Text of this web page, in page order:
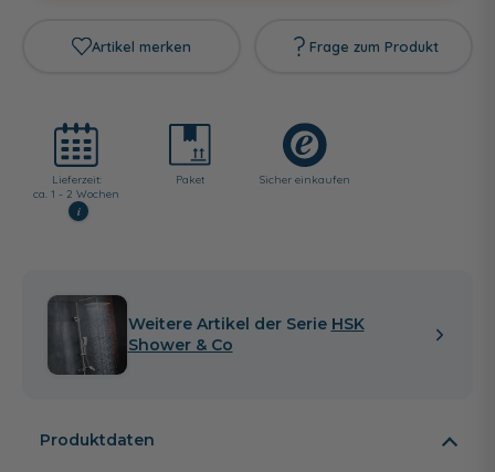
Artikel merken Frage zum Produkt
Lieferzeit:
ca. 1 - 2 Wochen
i
Paket Sicher einkaufen
Weitere Artikel der Serie HSK
Shower & Co
Produktdaten